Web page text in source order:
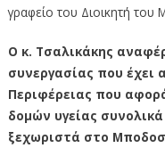
γραφείο του Διοικητή
Ο κ. Τσαλικάκης
συνεργασίας που έχει
Περιφέρειας που
δομών υγείας
ξεχωριστά στο